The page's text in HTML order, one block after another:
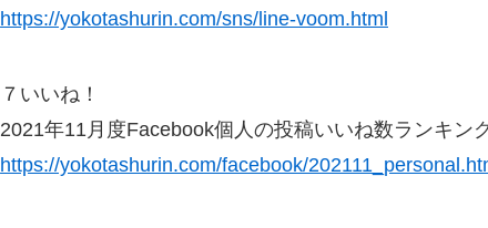
https://yokotashurin.com/sns/line-voom.html
７いいね！
2021年11月度Facebook個人の投稿いいね数ランキン
https://yokotashurin.com/facebook/